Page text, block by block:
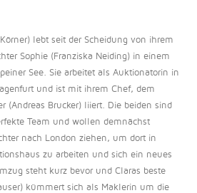
lebt seit der Scheidung von ihrem
Sophie (Franziska Neiding) in einem
See. Sie arbeitet als Auktionatorin in
und ist mit ihrem Chef, dem
(Andreas Brucker) liiert. Die beiden sind
Team und wollen demnächst
nach London ziehen, um dort in
zu arbeiten und sich ein neues
steht kurz bevor und Claras beste
kümmert sich als Maklerin um die